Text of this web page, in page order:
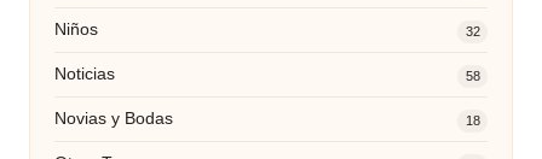
Niños 32
Noticias 58
Novias y Bodas 18